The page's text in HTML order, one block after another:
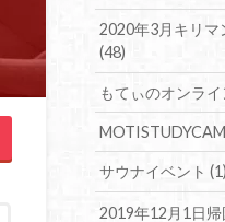
2020年3月キリマ
(48)
もてぃのオンラ
サウナイベント(1)
2019年12月1日